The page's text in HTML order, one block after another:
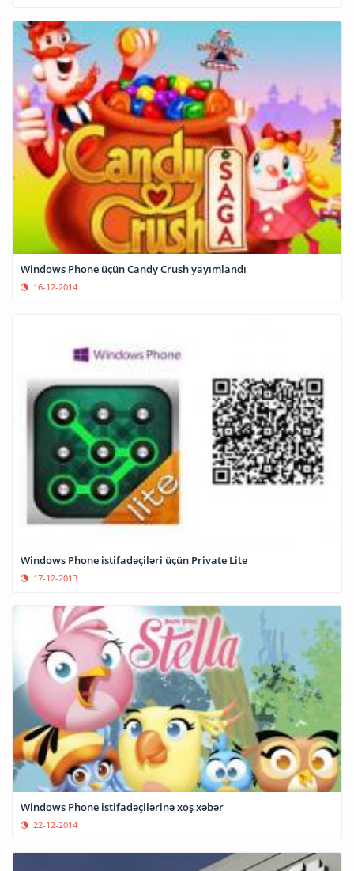
Windows Phone üçün Candy Crush yayımlandı
16-12-2014
Windows Phone istifadəçiləri üçün Private Lite
17-12-2013
Windows Phone istifadəçilərinə xoş xəbər
22-12-2014